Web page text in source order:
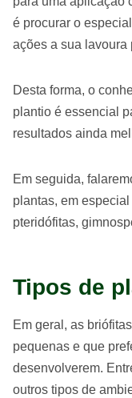
é procurar o
ações a sua lavoura
Desta forma, o
plantio é essencial
resultados ainda
Em seguida,
plantas, em
pteridófitas,
Tipos de
Em geral, as
pequenas e que
desenvolverem.
outros tipos de